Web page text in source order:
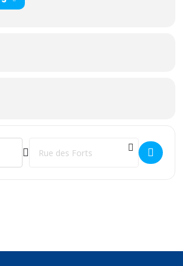
Destination Address - CÉRÉMONIE